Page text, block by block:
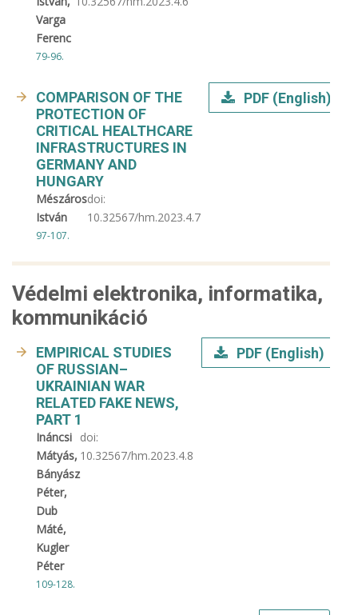
Varga
Ferenc
79-96.
COMPARISON OF THE
PROTECTION OF
CRITICAL HEALTHCARE
INFRASTRUCTURES IN
GERMANY AND
HUNGARY
Mészáros
István
doi:
10.32567/hm.2023.4.7
97-107.
PDF (English)
Védelmi elektronika, informatika,
kommunikáció
EMPIRICAL STUDIES
OF RUSSIAN–
UKRAINIAN WAR
RELATED FAKE NEWS,
PART 1
Ináncsi
Mátyás,
Bányász
Péter,
Dub
Máté,
Kugler
Péter
doi:
10.32567/hm.2023.4.8
109-128.
PDF (English)